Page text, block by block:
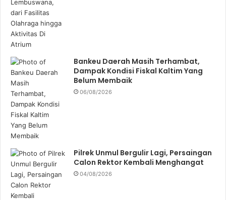
Bankeu Daerah Masih Terhambat,
Dampak Kondisi Fiskal Kaltim Yang
Belum Membaik
06/08/2026
Pilrek Unmul Bergulir Lagi, Persaingan
Calon Rektor Kembali Menghangat
04/08/2026